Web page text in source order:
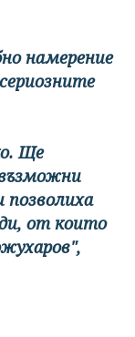
намерение
Ще
позволиха
от които